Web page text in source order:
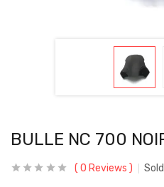
BULLE NC 700
0 Reviews